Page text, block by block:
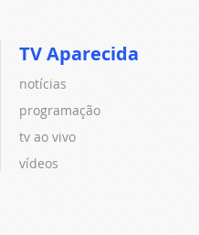
TV Aparecida
notícias
programação
tv ao vivo
vídeos